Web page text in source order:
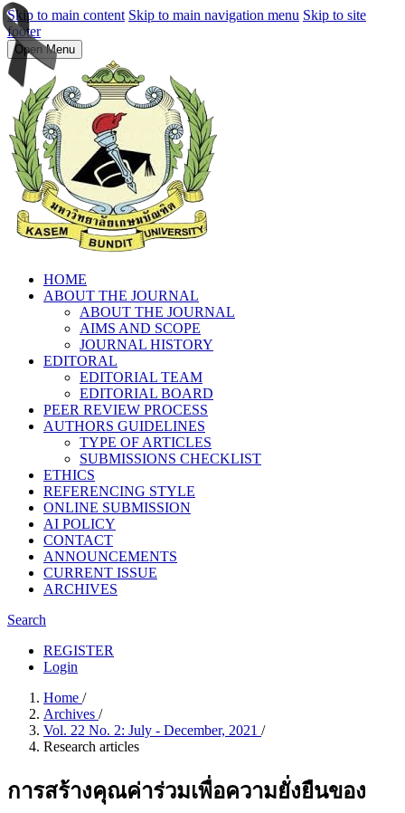
Skip to main content Skip to main navigation menu Skip to site
footer
Open Menu
HOME
ABOUT THE JOURNAL
ABOUT THE JOURNAL
AIMS AND SCOPE
JOURNAL HISTORY
EDITORAL
EDITORIAL TEAM
EDITORIAL BOARD
PEER REVIEW PROCESS
AUTHORS GUIDELINES
TYPE OF ARTICLES
SUBMISSIONS CHECKLIST
ETHICS
REFERENCING STYLE
ONLINE SUBMISSION
AI POLICY
CONTACT
ANNOUNCEMENTS
CURRENT ISSUE
ARCHIVES
Search
REGISTER
Login
Home /
Archives /
Vol. 22 No. 2: July - December, 2021 /
Research articles
การสร้างคุณค่าร่วมเพื่อความยั่งยืนของ